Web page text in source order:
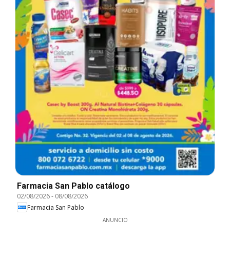
Farmacia San Pablo catálogo
02/08/2026- 08/08/2026
Farmacia San Pablo
ANUNCIO